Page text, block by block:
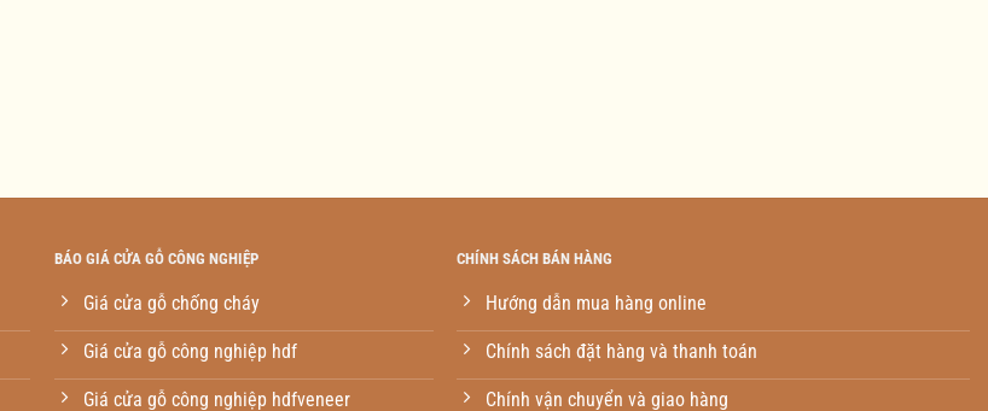
BÁO GIÁ CỬA GỖ CÔNG NGHIỆP
Giá cửa gỗ chống cháy
Giá cửa gỗ công nghiệp hdf
Giá cửa gỗ công nghiệp hdfveneer
CHÍNH SÁCH BÁN HÀNG
Hướng dẫn mua hàng online
Chính sách đặt hàng và thanh toán
Chính vận chuyển và giao hàng